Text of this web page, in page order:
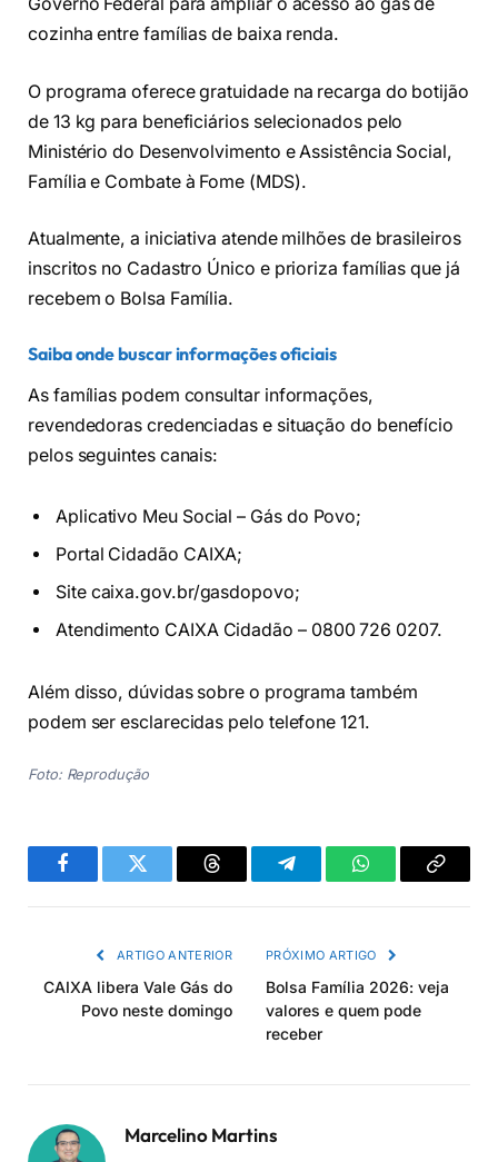
cozinha entre famílias de baixa renda.
O programa oferece gratuidade na recarga do botijão
de 13 kg para beneficiários selecionados pelo
Ministério do Desenvolvimento e Assistência Social,
Família e Combate à Fome (MDS).
Atualmente, a iniciativa atende milhões de brasileiros
inscritos no Cadastro Único e prioriza famílias que já
recebem o Bolsa Família.
Saiba onde buscar informações oficiais
As famílias podem consultar informações,
revendedoras credenciadas e situação do benefício
pelos seguintes canais:
Aplicativo Meu Social – Gás do Povo;
Portal Cidadão CAIXA;
Site caixa.gov.br/gasdopovo;
Atendimento CAIXA Cidadão – 0800 726 0207.
Além disso, dúvidas sobre o programa também
podem ser esclarecidas pelo telefone 121.
Foto: Reprodução
FacebookTwitter Threads TelegramWhatsAppCopiar
ARTIGO ANTERIOR
CAIXA libera Vale Gás do
Povo neste domingo
PRÓXIMO ARTIGO
Bolsa Família 2026: veja
valores e quem pode
receber
Marcelino Martins